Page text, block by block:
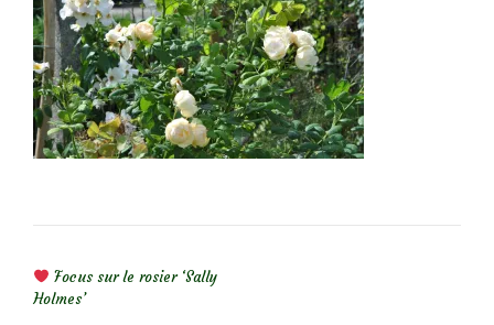
Focus sur le rosier ‘Sally
Holmes’